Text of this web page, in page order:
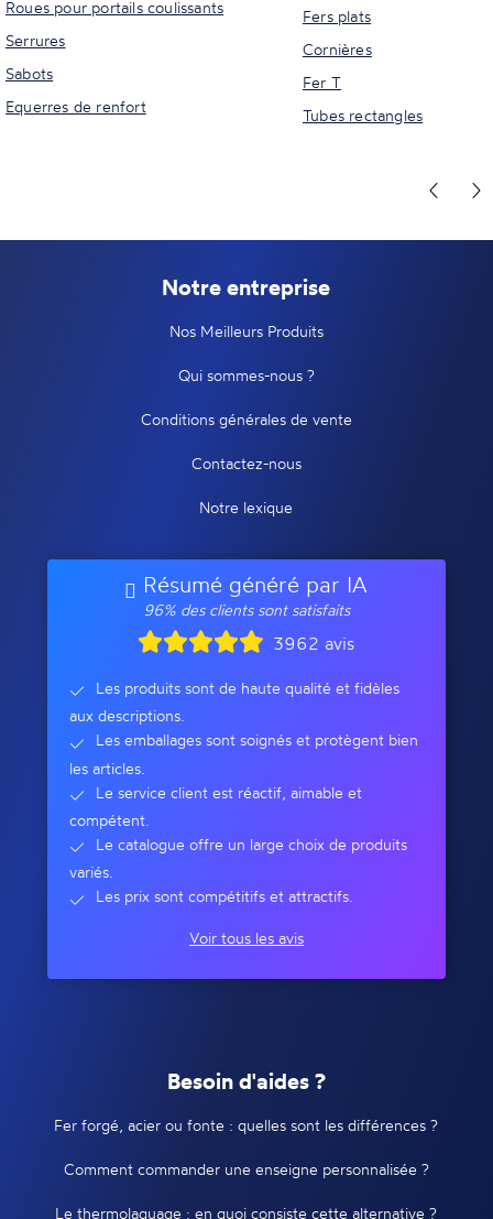
Roues pour portails coulissants
Serrures
Sabots
Equerres de renfort
Fers plats
Cornières
Fer T
Tubes rectangles
Notre entreprise
Nos Meilleurs Produits
Qui sommes-nous ?
Conditions générales de vente
Contactez-nous
Notre lexique
Résumé généré par IA
96% des clients sont satisfaits
3962 avis
Les produits sont de haute qualité et fidèles
aux descriptions.
Les emballages sont soignés et protègent bien
les articles.
Le service client est réactif, aimable et
compétent.
Le catalogue offre un large choix de produits
variés.
Les prix sont compétitifs et attractifs.
Voir tous les avis
Besoin d'aides ?
Fer forgé, acier ou fonte : quelles sont les différences ?
Comment commander une enseigne personnalisée ?
Le thermolaquage : en quoi consiste cette alternative ?